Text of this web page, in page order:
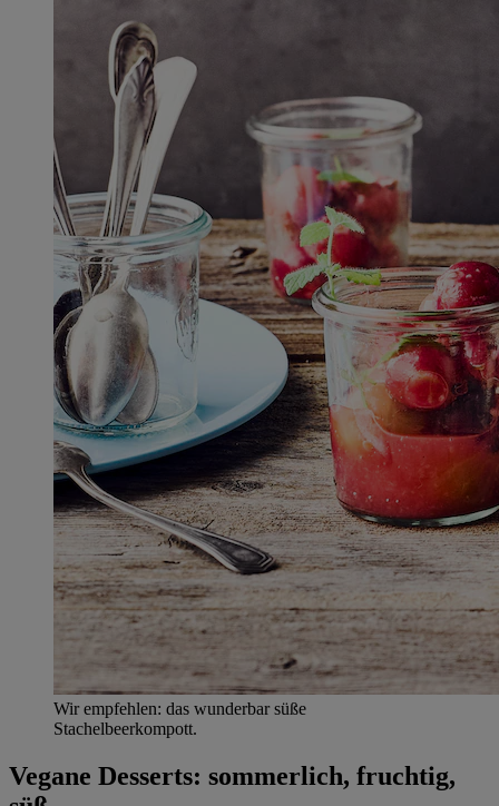
Wir empfehlen: das wunderbar süße
Stachelbeerkompott.
Vegane Desserts: sommerlich, fruchtig,